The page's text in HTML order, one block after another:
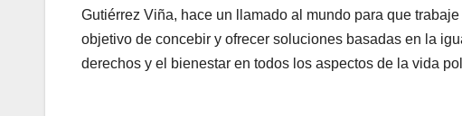
Gutiérrez Viña, hace un llamado al mundo para que
objetivo de concebir y ofrecer soluciones basadas en la
derechos y el bienestar en todos los aspectos de la vida